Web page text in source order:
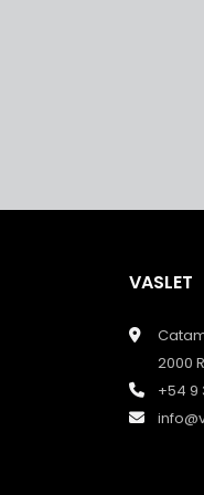
VASLET
2000
+54 9